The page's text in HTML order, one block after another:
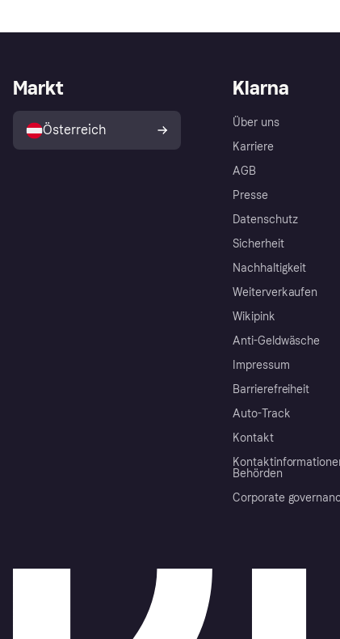
Klarna
Über uns
Karriere
AGB
Presse
Datenschutz
Sicherheit
Nachhaltigkeit
Weiterverkaufen
Wikipink
Anti-Geldwäsche
Impressum
Barrierefreiheit
Auto-Track
Kontakt
Behörden
Corporate
Markt
Österreich